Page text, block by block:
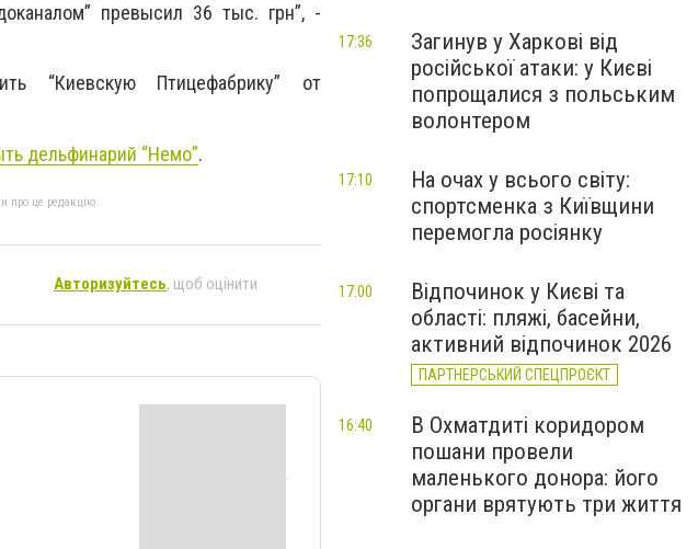
превысил 36 тыс. грн”, -
“Киевскую Птицефабрику” от
дельфинарий “Немо”.
про це редакцію
Авторизуйтесь, щоб оцінити
Загинув у Харкові від
російської атаки: у Києві
попрощалися з польським
волонтером
17:36
На очах у всього світу:
спортсменка з Київщини
перемогла росіянку
17:10
Відпочинок у Києві та
області: пляжі, басейни,
активний відпочинок 2026
ПАРТНЕРСЬКИЙ СПЕЦПРОЄКТ
17:00
В Охматдиті коридором
пошани провели
маленького донора: його
органи врятують три життя
16:40